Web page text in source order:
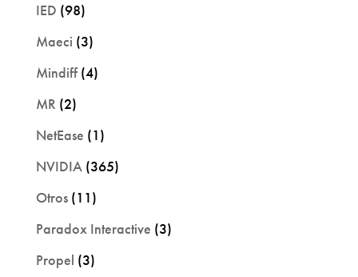
IED (98)
Maeci (3)
Mindiff(4)
MR (2)
NetEase (1)
NVIDIA(365)
Otros(11)
Paradox Interactive (3)
Propel (3)